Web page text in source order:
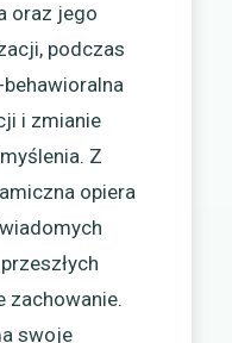
oraz jego
podczas
i zmianie
Z
opiera
zachowanie.
swoje